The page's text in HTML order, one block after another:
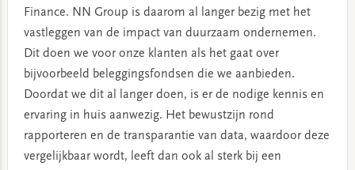
Finance. NN Group is daarom al langer bezig met het
vastleggen van de impact van duurzaam ondernemen.
Dit doen we voor onze klanten als het gaat over
bijvoorbeeld beleggingsfondsen die we aanbieden.
Doordat we dit al langer doen, is er de nodige kennis en
ervaring in huis aanwezig. Het bewustzijn rond
rapporteren en de transparantie van data, waardoor deze
vergelijkbaar wordt, leeft dan ook al sterk bij een